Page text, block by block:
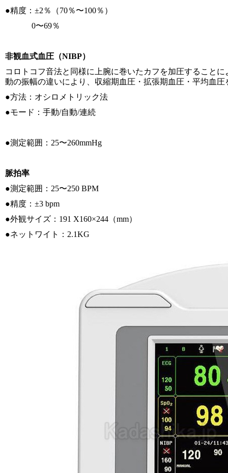
●精度：±2％（70％〜100％）
0〜69％
非観血式血圧（NIBP）
コロトコフ音法と同様に上腕に巻いたカフを加圧すること
動の振幅の違いにより、収縮期血圧・拡張期血圧・平均血圧
●方法：オシロメトリック法
●モード：手動/自動/連続
●測定範囲：25〜260mmHg
脈拍率
●測定範囲：25〜250 BPM
●精度：±3 bpm
●外観サイズ：191 X160×244（mm）
●ネットワイト：2.1KG